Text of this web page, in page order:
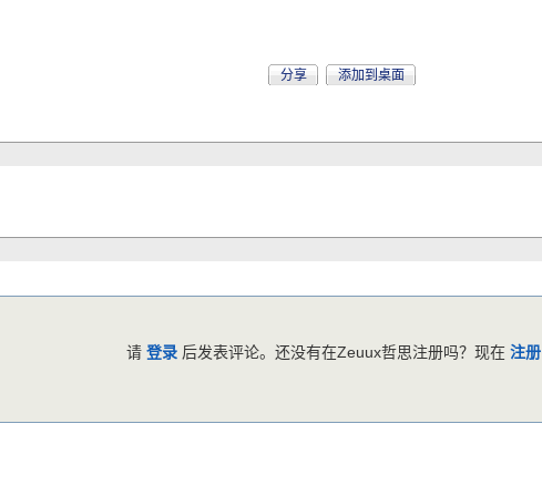
分享 添加到桌面
请 登录 后发表评论。还没有在Zeuux哲思注册吗？现在 注册